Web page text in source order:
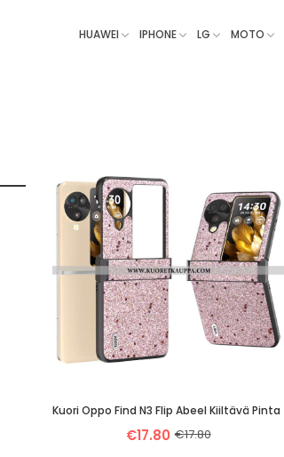
HUAWEI IPHONE LG MOTO
Kuori Oppo Find N3 Flip Abeel Kiiltävä Pinta
€17.80 €17.80